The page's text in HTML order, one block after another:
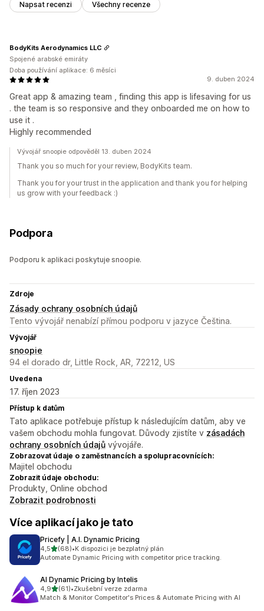
Napsat recenzi Všechny recenze
9. duben 2024
Great app & amazing team , finding this app is lifesaving for us
. the team is so responsive and they onboarded me on how to
use it .
Highly recommended
BodyKits Aerodynamics LLC
Spojené arabské emiráty
Doba používání aplikace: 6 měsíci
Vývojář snoopie odpověděl 13. duben 2024
Thank you so much for your review, BodyKits team.
Thank you for your trust in the application and thank you for helping
us grow with your feedback :)
Podpora
Podporu k aplikaci poskytuje snoopie.
Zdroje
Zásady ochrany osobních údajů
Tento vývojář nenabízí přímou podporu v jazyce Čeština.
Vývojář
snoopie
94 el dorado dr, Little Rock, AR, 72212, US
Uvedena
17. říjen 2023
Přístup k datům
Tato aplikace potřebuje přístup k následujícím datům, aby ve
vašem obchodu mohla fungovat. Důvody zjistíte v zásadách
ochrany osobních údajů vývojáře.
Zobrazovat údaje o zaměstnancích a spolupracovnících:
Majitel obchodu
Zobrazit údaje obchodu:
Produkty, Online obchod
Zobrazit podrobnosti
Více aplikací jako je tato
Pricefy | A.I. Dynamic Pricing
4,5z 5 hvězd
(68)
Celkový počet recenzí: 68
•K dispozici je bezplatný plán
Automate Dynamic Pricing with competitor price tracking.
AI Dynamic Pricing by Intelis
4,9z 5 hvězd
(61)
Celkový počet recenzí: 61
•Zkušební verze zdarma
Match & Monitor Competitor's Prices & Automate Pricing with AI